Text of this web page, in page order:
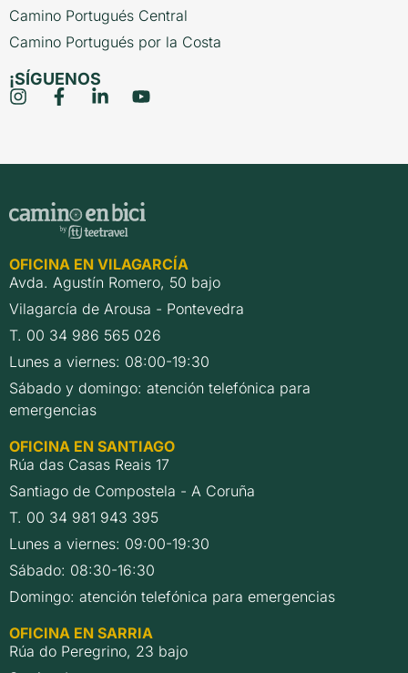
Camino Portugués Central
Camino Portugués por la Costa
¡SÍGUENOS
OFICINA EN VILAGARCÍA
Avda. Agustín Romero, 50 bajo
Vilagarcía de Arousa - Pontevedra
T. 00 34 986 565 026
Lunes a viernes: 08:00-19:30
Sábado y domingo: atención telefónica para
emergencias
OFICINA EN SANTIAGO
Rúa das Casas Reais 17
Santiago de Compostela - A Coruña
T. 00 34 981 943 395
Lunes a viernes: 09:00-19:30
Sábado: 08:30-16:30
Domingo: atención telefónica para emergencias
OFICINA EN SARRIA
Rúa do Peregrino, 23 bajo